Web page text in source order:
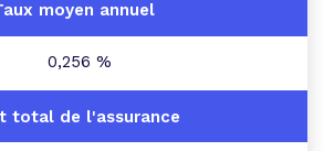
0,256 %